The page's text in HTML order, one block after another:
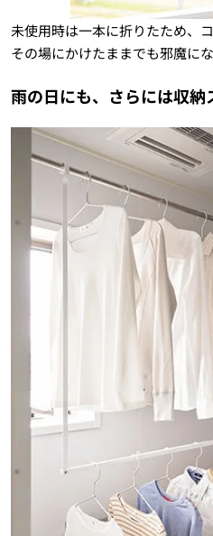
未使用時は一本に折りたため、
その場にかけたままでも邪魔にな
雨の日にも、さらには収納